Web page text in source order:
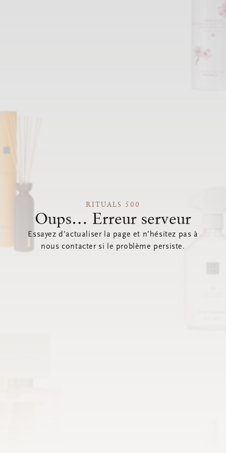
RITUALS 500
Oups… Erreur serveur
Essayez d’actualiser la page et n’hésitez pas à
nous contacter si le problème persiste.